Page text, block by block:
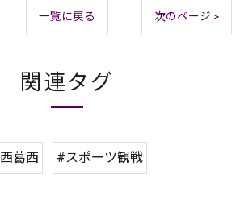
一覧に戻る 次のページ >
関連タグ
葛西 #スポーツ観戦